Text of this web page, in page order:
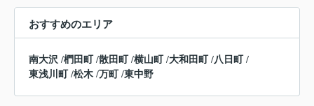
おすすめのエリア
南大沢 /椚田町/散田町/横山町/大和田町/八日町/
東浅川町/松木 /万町/東中野